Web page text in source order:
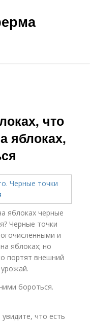
что
яблоках,
яблоках черные
Черные точки
и
яблоках; но
портят внешний
бороться.
что есть